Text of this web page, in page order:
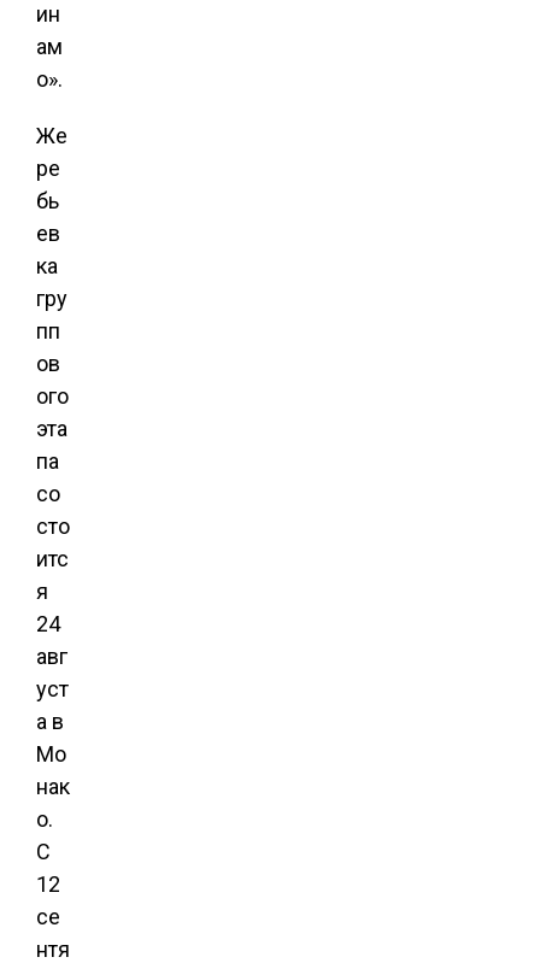
ин
ам
о».
Же
ре
бь
ев
ка
гру
пп
ов
ого
эта
па
со
сто
итс
я
24
авг
уст
а в
Мо
нак
о.
С
12
се
нтя